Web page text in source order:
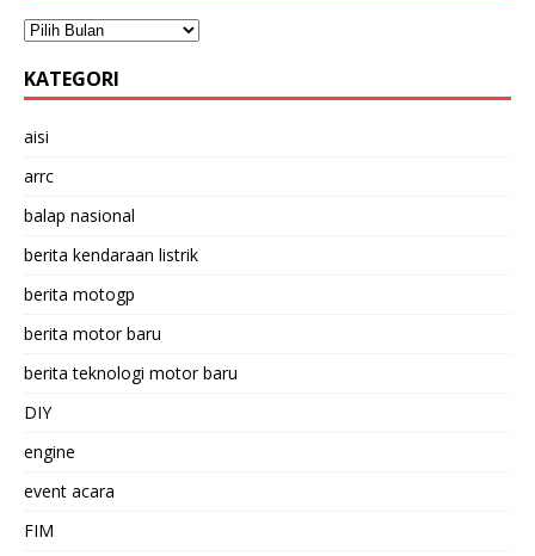
KATEGORI
aisi
arrc
balap nasional
berita kendaraan listrik
berita motogp
berita motor baru
berita teknologi motor baru
DIY
engine
event acara
FIM